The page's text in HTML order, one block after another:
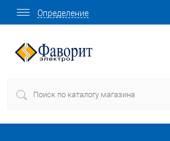
Определение